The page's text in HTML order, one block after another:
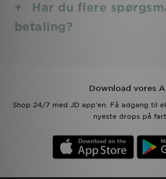
Har du flere
betaling?
Download vores
Shop 24/7 med JD app'en. Få adgang til
nyeste drops på